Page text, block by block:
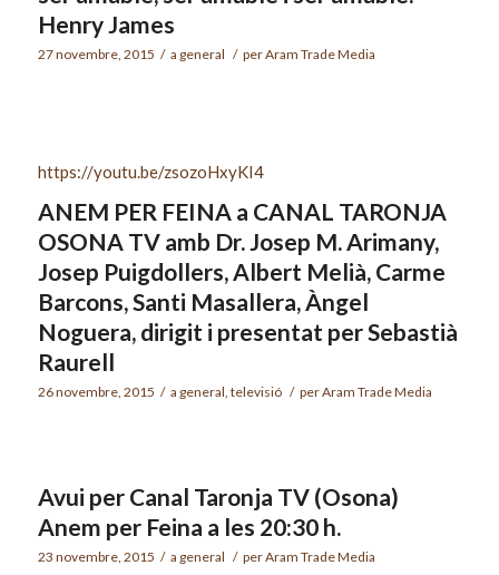
Henry James
27 novembre, 2015 / a general / perAram Trade Media
https://youtu.be/zsozoHxyKI4
ANEM PER FEINA a CANAL TARONJA
OSONA TV amb Dr. Josep M. Arimany,
Josep Puigdollers, Albert Melià, Carme
Barcons, Santi Masallera, Àngel
Noguera, dirigit i presentat per Sebastià
Raurell
26 novembre, 2015 / a general televisió / perAram Trade Media
Avui per Canal Taronja TV (Osona)
Anem per Feina a les 20:30 h.
23 novembre, 2015 / a general / perAram Trade Media